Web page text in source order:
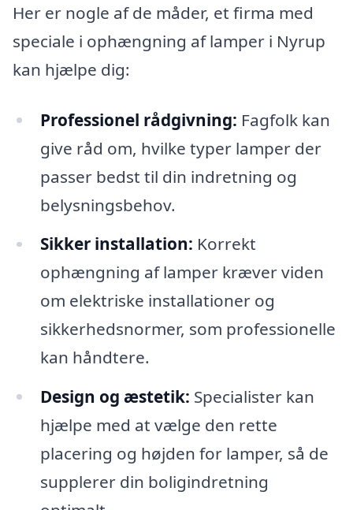
Her er nogle af de måder, et firma med
speciale i ophængning af lamper i Nyrup
kan hjælpe dig:
Professionel rådgivning: Fagfolk kan
give råd om, hvilke typer lamper der
passer bedst til din indretning og
belysningsbehov.
Sikker installation: Korrekt
ophængning af lamper kræver viden
om elektriske installationer og
sikkerhedsnormer, som professionelle
kan håndtere.
Design og æstetik: Specialister kan
hjælpe med at vælge den rette
placering og højden for lamper, så de
supplerer din boligindretning